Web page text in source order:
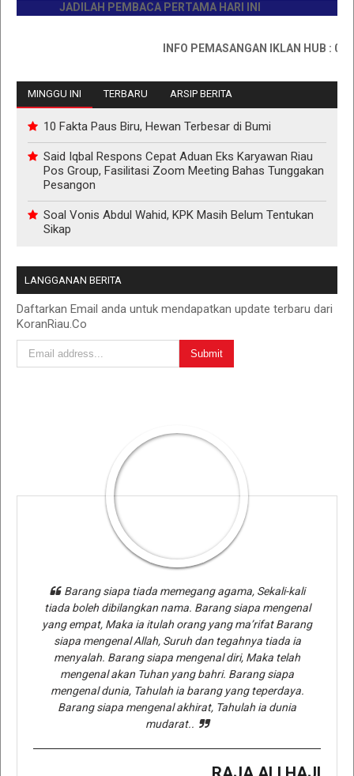
JADILAH PEMBACA PERTAMA HARI INI
INFO PEMASANGAN IKLAN HUB :
MINGGU INI TERBARU ARSIP BERITA
10 Fakta Paus Biru, Hewan Terbesar di Bumi
Said Iqbal Respons Cepat Aduan Eks Karyawan Riau
Pos Group, Fasilitasi Zoom Meeting Bahas Tunggakan
Pesangon
Soal Vonis Abdul Wahid, KPK Masih Belum Tentukan
Sikap
LANGGANAN BERITA
Daftarkan Email anda untuk mendapatkan update terbaru dari
KoranRiau.Co
Barang siapa tiada memegang agama, Sekali-kali
tiada boleh dibilangkan nama. Barang siapa mengenal
yang empat, Maka ia itulah orang yang ma’rifat Barang
siapa mengenal Allah, Suruh dan tegahnya tiada ia
menyalah. Barang siapa mengenal diri, Maka telah
mengenal akan Tuhan yang bahri. Barang siapa
mengenal dunia, Tahulah ia barang yang teperdaya.
Barang siapa mengenal akhirat, Tahulah ia dunia
mudarat..